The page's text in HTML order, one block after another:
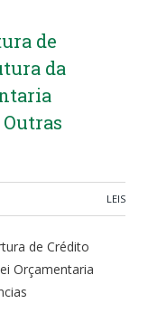
de
da
LEIS
de Crédito
Orçamentaria